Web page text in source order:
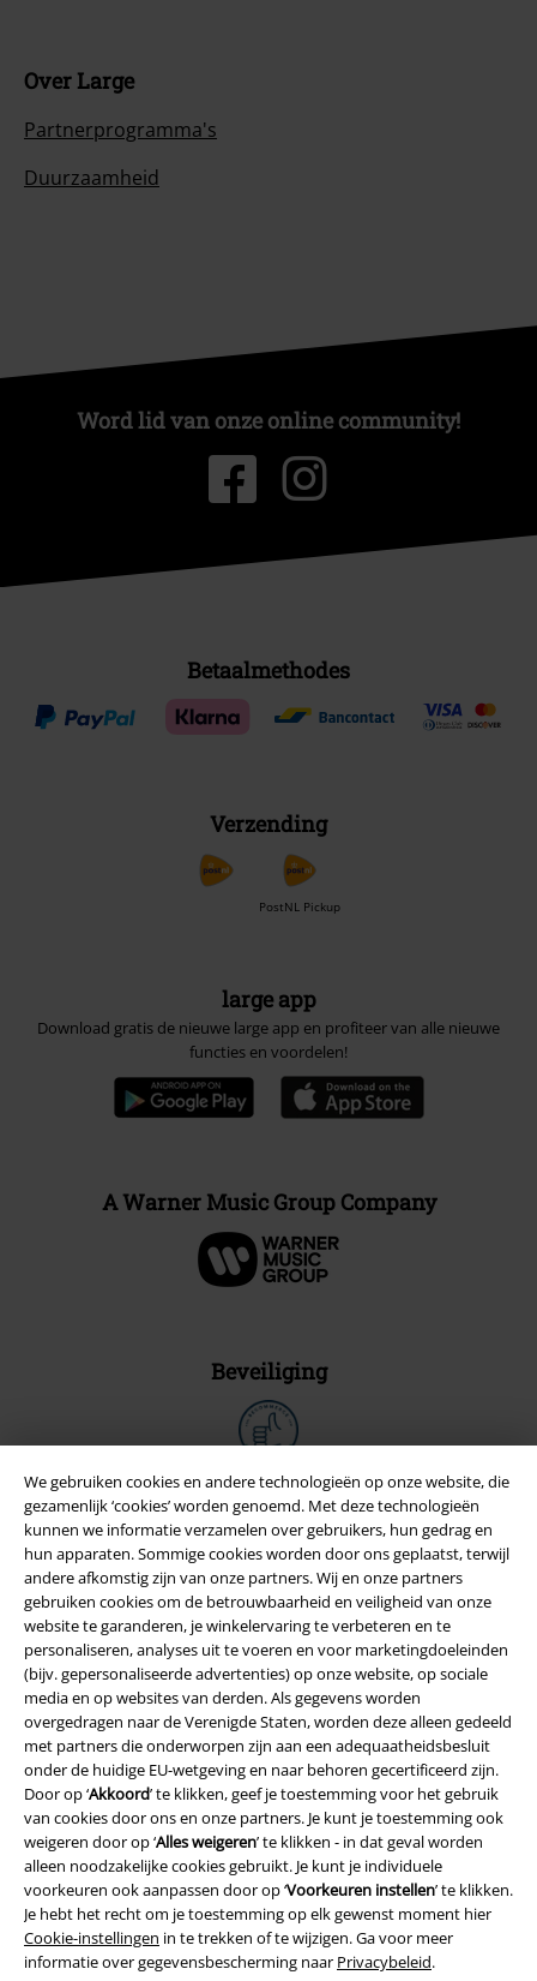
We gebruiken cookies en andere technologieën op onze website, die
gezamenlijk ‘cookies’ worden genoemd. Met deze technologieën
kunnen we informatie verzamelen over gebruikers, hun gedrag en
hun apparaten. Sommige cookies worden door ons geplaatst, terwijl
andere afkomstig zijn van onze partners. Wij en onze partners
gebruiken cookies om de betrouwbaarheid en veiligheid van onze
website te garanderen, je winkelervaring te verbeteren en te
personaliseren, analyses uit te voeren en voor marketingdoeleinden
(bijv. gepersonaliseerde advertenties) op onze website, op sociale
media en op websites van derden. Als gegevens worden
overgedragen naar de Verenigde Staten, worden deze alleen gedeeld
met partners die onderworpen zijn aan een adequaatheidsbesluit
onder de huidige EU-wetgeving en naar behoren gecertificeerd zijn.
Door op ‘Akkoord’ te klikken, geef je toestemming voor het gebruik
van cookies door ons en onze partners. Je kunt je toestemming ook
weigeren door op ‘Alles weigeren’ te klikken - in dat geval worden
alleen noodzakelijke cookies gebruikt. Je kunt je individuele
voorkeuren ook aanpassen door op ‘Voorkeuren instellen’ te klikken.
Je hebt het recht om je toestemming op elk gewenst moment hier
Cookie-instellingen in te trekken of te wijzigen. Ga voor meer
informatie over gegevensbescherming naar Privacybeleid.
Over Large
Partnerprogramma's
Duurzaamheid
Word lid van onze online community!
Betaalmethodes
Verzending
PostNL Pickup
large app
Download gratis de nieuwe large app en profiteer van alle nieuwe
functies en voordelen!
A Warner Music Group Company
Beveiliging
Legal
Algemene Voorwaarden
Bedrijfsgegevens
Privacyverklaring
Verklaring van conformiteit